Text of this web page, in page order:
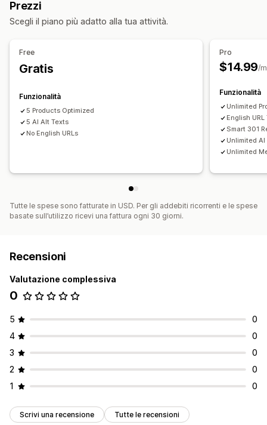
Modifica in blocco
Ottimizzazione URL Ottimizzazione contenuti
Prezzi
Scegli il piano più adatto alla tua attività.
Free
Gratis
Funzionalità
5 Products Optimized
5 AI Alt Texts
No English URLs
Pro
$14.99/
Funzionalità
Unlimited
English
Smart 301
Unlimited
Unlimited
Tutte le spese sono fatturate in USD. Per gli addebiti ricorrenti e le spese
basate sull’utilizzo ricevi una fattura ogni 30 giorni.
Recensioni
Valutazione complessiva
0
5
0
4
0
3
0
2
0
1
0
Scrivi una recensione Tutte le recensioni